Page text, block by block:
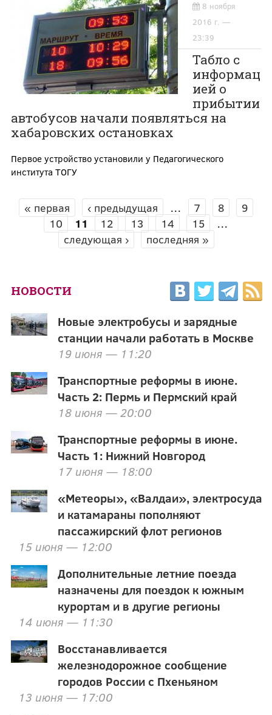
8 ноября
2016 г. —
23:39
Табло с
информац
ией о
прибытии
автобусов начали появляться на
хабаровских остановках
Первое устройство установили у Педагогического
института ТОГУ
СТРАНИЦЫ
« первая ‹ предыдущая … 7 8
9
10
11 12 13 14 15
…
следующая ›
последняя »
НОВОСТИ
Новые электробусы и зарядные
станции начали работать в Москве
19 июня — 11:20
Транспортные реформы в июне.
Часть 2: Пермь и Пермский край
18 июня — 20:00
Транспортные реформы в июне.
Часть 1: Нижний Новгород
17 июня — 18:00
«Метеоры», «Валдаи», электросуда
и катамараны пополняют
пассажирский флот регионов
15 июня — 12:00
Дополнительные летние поезда
назначены для поездок к южным
курортам и в другие регионы
14 июня — 11:30
Восстанавливается
железнодорожное сообщение
городов России с Пхеньяном
13 июня — 17:00